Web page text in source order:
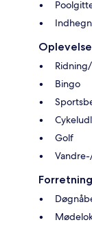
Bingo
Golf